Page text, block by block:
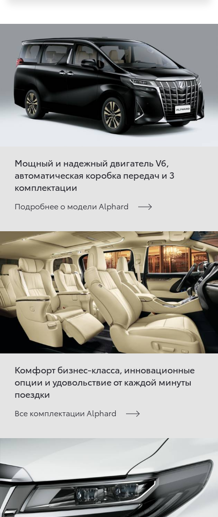
Мощный и надежный двигатель V6,
автоматическая коробка передач и 3
комплектации
Подробнее о модели Alphard
Комфорт бизнес-класса, инновационные
опции и удовольствие от каждой минуты
поездки
Все комплектации Alphard